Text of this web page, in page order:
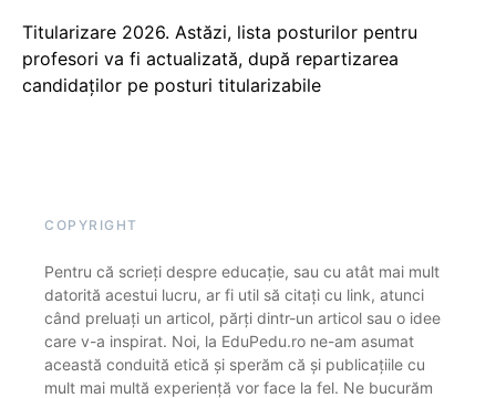
Titularizare 2026. Astăzi, lista posturilor pentru
profesori va fi actualizată, după repartizarea
candidaților pe posturi titularizabile
COPYRIGHT
Pentru că scrieți despre educație, sau cu atât mai mult
datorită acestui lucru, ar fi util să citați cu link, atunci
când preluați un articol, părți dintr-un articol sau o idee
care v-a inspirat. Noi, la EduPedu.ro ne-am asumat
această conduită etică și sperăm că și publicațiile cu
mult mai multă experiență vor face la fel. Ne bucurăm